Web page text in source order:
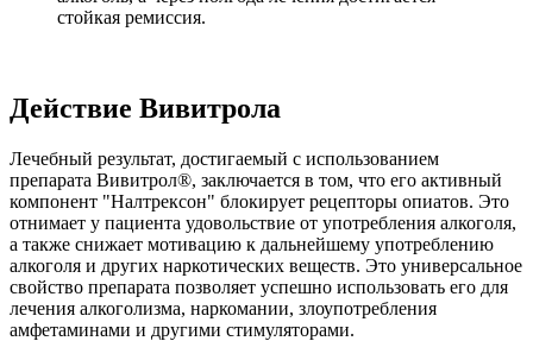
стойкая ремиссия.
Действие Вивитрола
Лечебный результат, достигаемый с использованием
препарата Вивитрол®, заключается в том, что его активный
компонент "Налтрексон" блокирует рецепторы опиатов. Это
отнимает у пациента удовольствие от употребления алкоголя,
а также снижает мотивацию к дальнейшему употреблению
алкоголя и других наркотических веществ. Это универсальное
свойство препарата позволяет успешно использовать его для
лечения алкоголизма, наркомании, злоупотребления
амфетаминами и другими стимуляторами.